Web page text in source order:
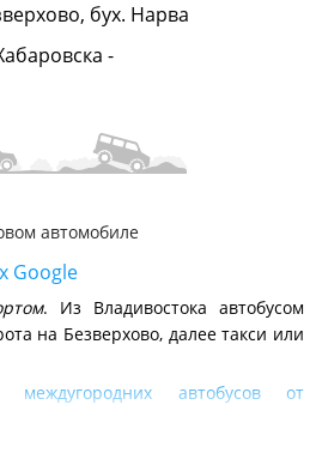
бух. Нарва
-
автомобиле
Google
. Из Владивостока автобусом
на Безверхово, далее такси или
междугородних автобусов от